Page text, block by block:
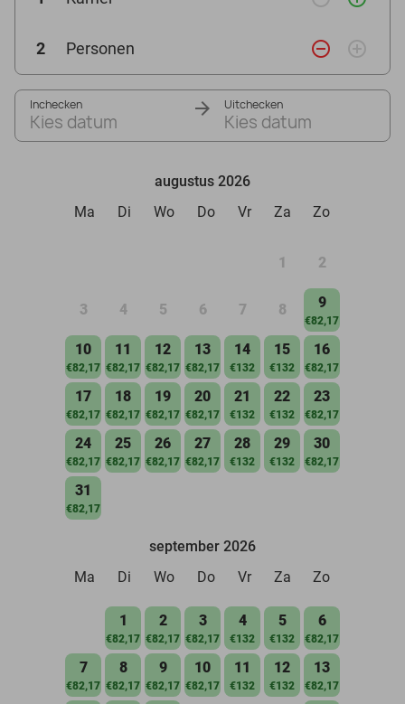
2 Personen remove_circle_outline add_circle_outline
Inchecken
Kies datum
Uitchecken
Kies datum
augustus 2026
Ma
Di Wo Do Vr Za Zo
1 2
3 4 5 6 7 8 9
€82,17
10
€82,17
11
€82,17
12
€82,17
13
€82,17
14
€132
15
€132
16
€82,17
17
€82,17
18
€82,17
19
€82,17
20
€82,17
21
€132
22
€132
23
€82,17
24
€82,17
25
€82,17
26
€82,17
27
€82,17
28
€132
29
€132
30
€82,17
31
€82,17
september 2026
Ma
Di Wo Do Vr Za Zo
1
€82,17
2
€82,17
3
€82,17
4
€132
5
€132
6
€82,17
7
€82,17
8
€82,17
9
€82,17
10
€82,17
11
€132
12
€132
13
€82,17